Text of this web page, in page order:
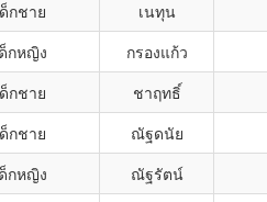
กชาย เนทุน
กหญิง กรองแก้ว
กชาย ชาฤทธิ์
กชาย ณัฐดนัย
กหญิง ณัฐรัตน์